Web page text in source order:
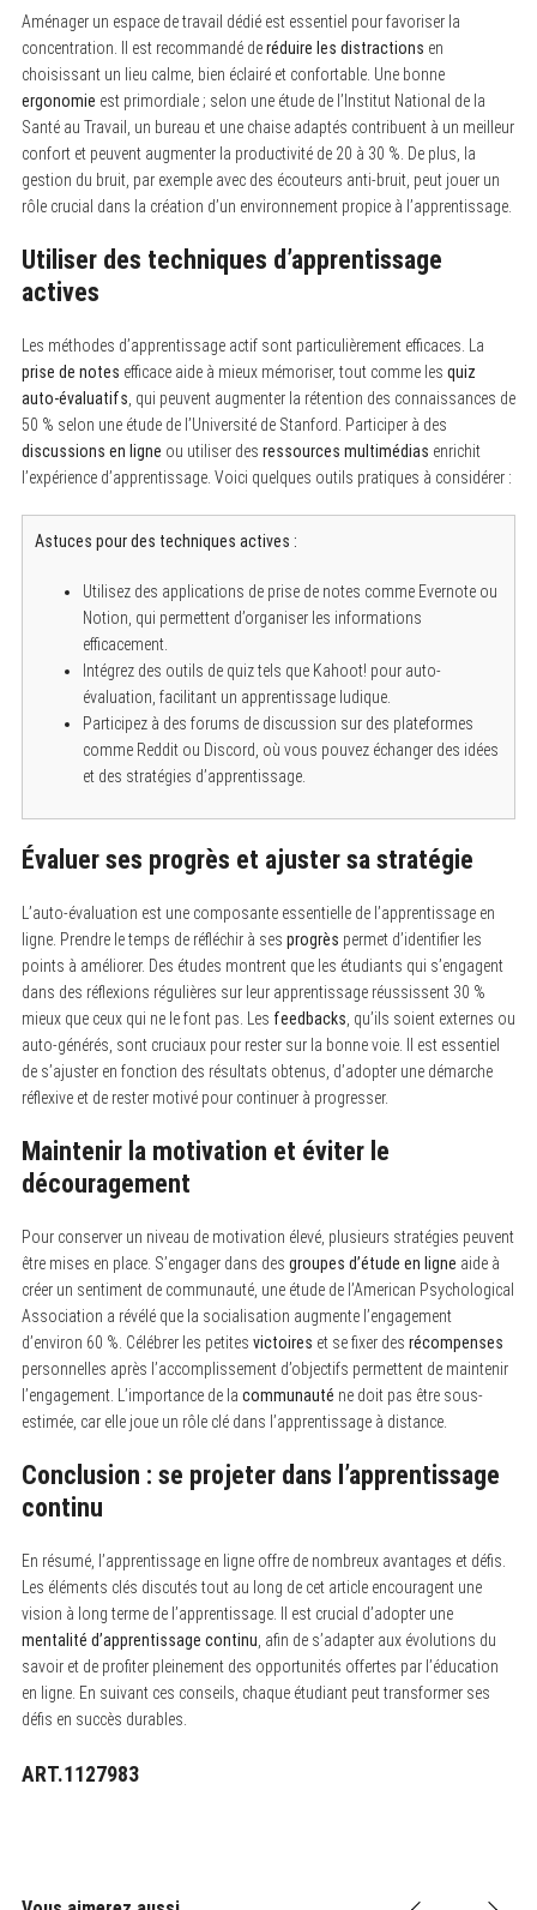
Aménager un espace de travail dédié est essentiel pour favoriser la
concentration. Il est recommandé deréduire les distractions en
choisissant un lieu calme, bien éclairé et confortable. Une bonne
ergonomie est primordiale ; selon une étude de l’Institut National de la
Santé au Travail, un bureau et une chaise adaptés contribuent à un meilleur
confort et peuvent augmenter la productivité de 20 à 30 %. De plus, la
gestion du bruit, par exemple avec des écouteurs anti-bruit, peut jouer un
rôle crucial dans la création d’un environnement propice à l’apprentissage.
Utiliser des techniques d’apprentissage
actives
Les méthodes d’apprentissage actif sont particulièrement efficaces. La
prise de notes efficace aide à mieux mémoriser, tout comme les quiz
auto-évaluatifs , qui peuvent augmenter la rétention des connaissances de
50 % selon une étude de l’Université de Stanford. Participer à des
discussions en ligne ou utiliser des ressources multimédias enrichit
l’expérience d’apprentissage. Voici quelques outils pratiques à considérer :
Astuces pour des techniques actives :
Utilisez des applications de prise de notes comme Evernote ou
Notion, qui permettent d’organiser les informations
efficacement.
Intégrez des outils de quiz tels que Kahoot! pour auto-
évaluation, facilitant un apprentissage ludique.
Participez à des forums de discussion sur des plateformes
comme Reddit ou Discord, où vous pouvez échanger des idées
et des stratégies d’apprentissage.
Évaluer ses progrès et ajuster sa stratégie
L’auto-évaluation est une composante essentielle de l’apprentissage en
ligne. Prendre le temps de réfléchir à ses progrès permet d’identifier les
points à améliorer. Des études montrent que les étudiants qui s’engagent
dans des réflexions régulières sur leur apprentissage réussissent 30 %
mieux que ceux qui ne le font pas. Les feedbacks , qu’ils soient externes ou
auto-générés, sont cruciaux pour rester sur la bonne voie. Il est essentiel
de s’ajuster en fonction des résultats obtenus, d’adopter une démarche
réflexive et de rester motivé pour continuer à progresser.
Maintenir la motivation et éviter le
découragement
Pour conserver un niveau de motivation élevé, plusieurs stratégies peuvent
être mises en place. S’engager dans des groupes d’étude en ligne aide à
créer un sentiment de communauté, une étude de l’American Psychological
Association a révélé que la socialisation augmente l’engagement
d’environ 60 %. Célébrer les petites victoires et se fixer des récompenses
personnelles après l’accomplissement d’objectifs permettent de maintenir
l’engagement. L’importance de la communauté ne doit pas être sous-
estimée, car elle joue un rôle clé dans l’apprentissage à distance.
Conclusion : se projeter dans l’apprentissage
continu
En résumé, l’apprentissage en ligne offre de nombreux avantages et défis.
Les éléments clés discutés tout au long de cet article encouragent une
vision à long terme de l’apprentissage. Il est crucial d’adopter une
mentalité d’apprentissage continu , afin de s’adapter aux évolutions du
savoir et de profiter pleinement des opportunités offertes par l’éducation
en ligne. En suivant ces conseils, chaque étudiant peut transformer ses
défis en succès durables.
ART.1127983